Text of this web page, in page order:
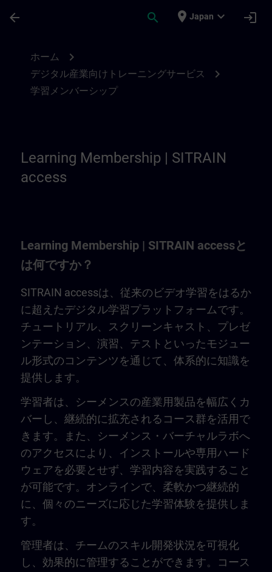
arrow_back search place Japan expand_more login
ホーム chevron_right
デジタル産業向けトレーニングサービス chevron_right
学習メンバーシップ
Learning Membership | SITRAIN
access
Learning Membership | SITRAIN accessと
は何ですか？
SITRAIN accessは、従来のビデオ学習をはるか
に超えたデジタル学習プラットフォームです。
チュートリアル、スクリーンキャスト、プレゼ
ンテーション、演習、テストといったモジュー
ル形式のコンテンツを通じて、体系的に知識を
提供します。
学習者は、シーメンスの産業用製品を幅広くカ
バーし、継続的に拡充されるコース群を活用で
きます。また、シーメンス・バーチャルラボへ
のアクセスにより、インストールや専用ハード
ウェアを必要とせず、学習内容を実践すること
が可能です。オンラインで、柔軟かつ継続的
に、個々のニーズに応じた学習体験を提供しま
す。
管理者は、チームのスキル開発状況を可視化
し、効果的に管理することができます。コース